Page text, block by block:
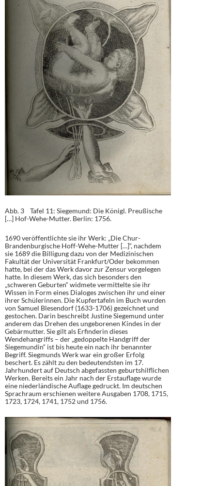
Abb. 3 Tafel 11: Siegemund: Die Königl. Preußische
[…] Hof-Wehe-Mutter. Berlin: 1756.
1690 veröffentlichte sie ihr Werk: „Die Chur-
Brandenburgische Hoff-Wehe-Mutter […]“, nachdem
sie 1689 die Billigung dazu von der Medizinischen
Fakultät der Universität Frankfurt/Oder bekommen
hatte, bei der das Werk davor zur Zensur vorgelegen
hatte. In diesem Werk, das sich besonders den
„schweren Geburten“ widmete vermittelte sie ihr
Wissen in Form eines Dialoges zwischen ihr und einer
ihrer Schülerinnen. Die Kupfertafeln im Buch wurden
von Samuel Blesendorf (1633-1706) gezeichnet und
gestochen. Darin beschreibt Justine Siegemund unter
anderem das Drehen des ungeborenen Kindes in der
Gebärmutter. Sie gilt als Erfinderin dieses
Wendehangriffs – der „gedoppelte Handgriff der
Siegemundin“ ist bis heute ein nach ihr benannter
Begriff. Siegmunds Werk war ein großer Erfolg
beschert. Es zählt zu den bedeutendsten im 17.
Jahrhundert auf Deutsch abgefassten geburtshilflichen
Werken. Bereits ein Jahr nach der Erstauflage wurde
eine niederländische Auflage gedruckt. Im deutschen
Sprachraum erschienen weitere Ausgaben 1708, 1715,
1723, 1724, 1741, 1752 und 1756.